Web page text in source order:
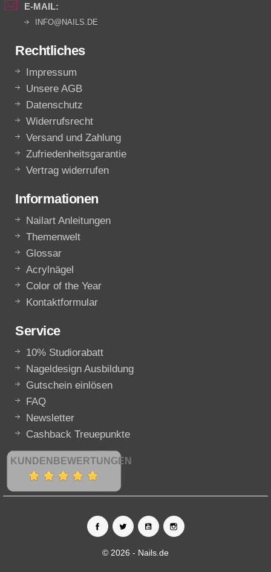
E-MAIL:
INFO@NAILS.DE
Rechtliches
Impressum
Unsere AGB
Datenschutz
Widerrufsrecht
Versand und Zahlung
Zufriedenheitsgarantie
Vertrag widerrufen
Informationen
Nailart Anleitungen
Themenwelt
Glossar
Acrylnägel
Color of the Year
Kontaktformular
Service
10% Studiorabatt
Nageldesign Ausbildung
Gutschein einlösen
FAQ
Newsletter
Cashback Treuepunkte
KUNDENBEWERTUNGEN
© 2026 - Nails.de